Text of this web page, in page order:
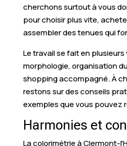
cherchons surtout à vous
pour choisir plus vite,
assembler des tenues qui
Le travail se fait en
morphologie, organisation
shopping accompagné. À
restons sur des conseils
exemples que vous pouvez
Harmonies et
La colorimétrie à Clermont-